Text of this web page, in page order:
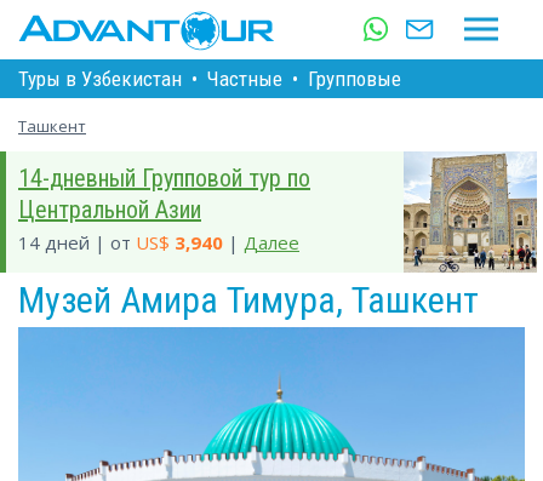
Туры в Узбекистан • Частные • Групповые
Ташкент
14-дневный Групповой тур по
Центральной Азии
14 дней | от US$ 3,940 | Далее
Музей Амира Тимура, Ташкент